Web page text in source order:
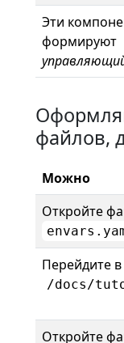
Эти
формируют
файлов,
Можно
Откройте
Перейдите
/docs/
Откройте